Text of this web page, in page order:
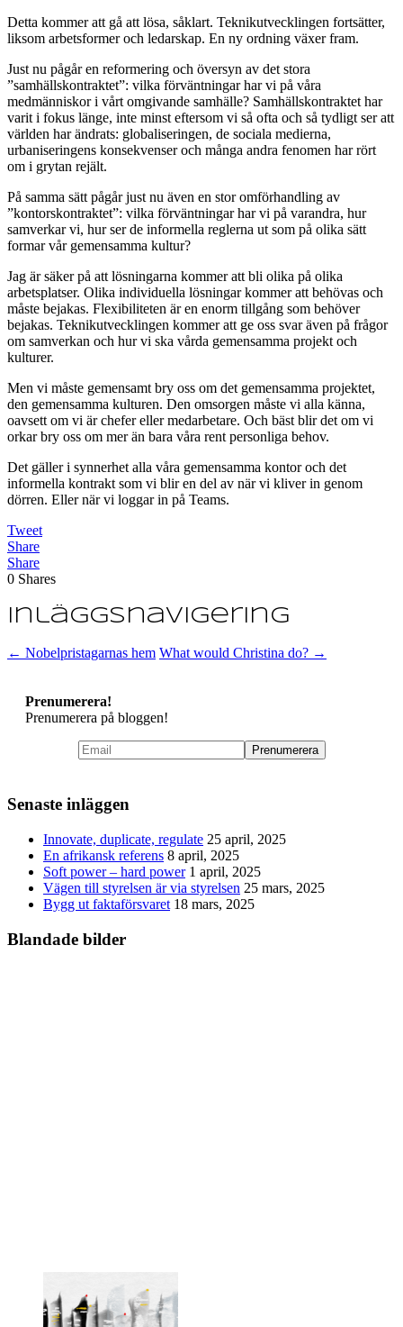
Detta kommer att gå att lösa, såklart. Teknikutvecklingen fortsätter,
liksom arbetsformer och ledarskap. En ny ordning växer fram.
Just nu pågår en reformering och översyn av det stora
”samhällskontraktet”: vilka förväntningar har vi på våra
medmänniskor i vårt omgivande samhälle? Samhällskontraktet har
varit i fokus länge, inte minst eftersom vi så ofta och så tydligt ser att
världen har ändrats: globaliseringen, de sociala medierna,
urbaniseringens konsekvenser och många andra fenomen har rört
om i grytan rejält.
På samma sätt pågår just nu även en stor omförhandling av
”kontorskontraktet”: vilka förväntningar har vi på varandra, hur
samverkar vi, hur ser de informella reglerna ut som på olika sätt
formar vår gemensamma kultur?
Jag är säker på att lösningarna kommer att bli olika på olika
arbetsplatser. Olika individuella lösningar kommer att behövas och
måste bejakas. Flexibiliteten är en enorm tillgång som behöver
bejakas. Teknikutvecklingen kommer att ge oss svar även på frågor
om samverkan och hur vi ska vårda gemensamma projekt och
kulturer.
Men vi måste gemensamt bry oss om det gemensamma projektet,
den gemensamma kulturen. Den omsorgen måste vi alla känna,
oavsett om vi är chefer eller medarbetare. Och bäst blir det om vi
orkar bry oss om mer än bara våra rent personliga behov.
Det gäller i synnerhet alla våra gemensamma kontor och det
informella kontrakt som vi blir en del av när vi kliver in genom
dörren. Eller när vi loggar in på Teams.
Tweet
Share
Share
0 Shares
Inläggsnavigering
← Nobelpristagarnas hem What would Christina do? →
Prenumerera!
Prenumerera på bloggen!
Senaste inläggen
Innovate, duplicate, regulate 25 april, 2025
En afrikansk referens 8 april, 2025
Soft power – hard power 1 april, 2025
Vägen till styrelsen är via styrelsen 25 mars, 2025
Bygg ut faktaförsvaret 18 mars, 2025
Blandade bilder